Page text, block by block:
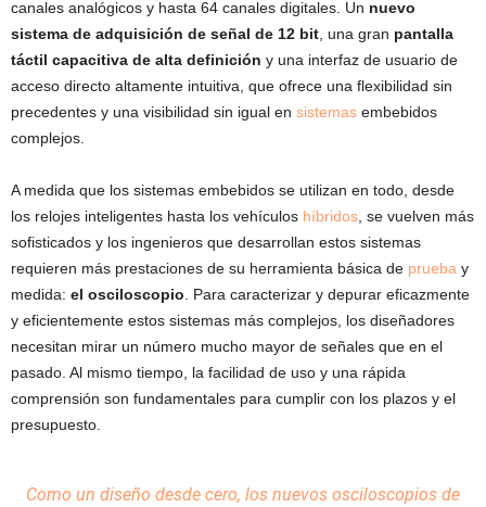
canales analógicos y hasta 64 canales digitales. Un nuevo
sistema de adquisición de señal de 12 bit , una gran pantalla
táctil capacitiva de alta definición y una interfaz de usuario de
acceso directo altamente intuitiva, que ofrece una flexibilidad sin
precedentes y una visibilidad sin igual en sistemas embebidos
complejos.
A medida que los sistemas embebidos se utilizan en todo, desde
los relojes inteligentes hasta los vehículos híbridos , se vuelven más
sofisticados y los ingenieros que desarrollan estos sistemas
requieren más prestaciones de su herramienta básica de prueba y
medida: el osciloscopio . Para caracterizar y depurar eficazmente
y eficientemente estos sistemas más complejos, los diseñadores
necesitan mirar un número mucho mayor de señales que en el
pasado. Al mismo tiempo, la facilidad de uso y una rápida
comprensión son fundamentales para cumplir con los plazos y el
presupuesto.
Como un diseño desde cero, los nuevos osciloscopios de